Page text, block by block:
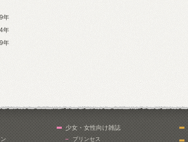
年
年
年
少女・女性向け雑誌
プリンセス